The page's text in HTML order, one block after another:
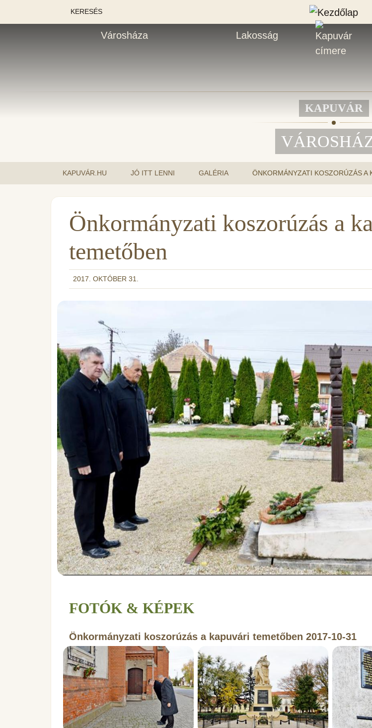
KERESÉS
Városháza Lakosság
KAPUVÁR
KAPUVÁR.HU JÓ ITT LENNI GALÉRIA ÖNKORMÁNYZATI KOSZORÚZÁS A
Önkormányzati koszorúzás a
temetőben
2017. OKTÓBER 31.
FOTÓK & KÉPEK
Önkormányzati koszorúzás a kapuvári temetőben 2017-10-31